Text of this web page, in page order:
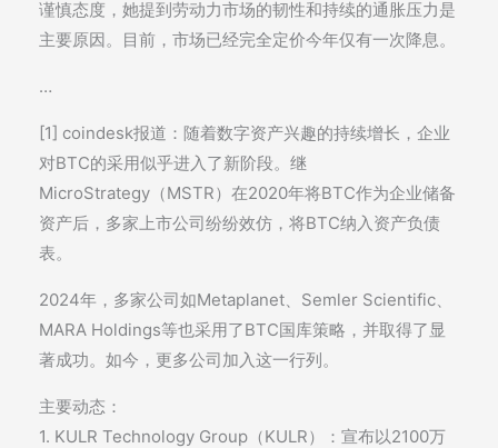
谨慎态度，她提到劳动力市场的韧性和持续的通胀压力是
主要原因。目前，市场已经完全定价今年仅有一次降息。
…
[1] coindesk报道：随着数字资产兴趣的持续增长，企业
对BTC的采用似乎进入了新阶段。继
MicroStrategy（MSTR）在2020年将BTC作为企业储备
资产后，多家上市公司纷纷效仿，将BTC纳入资产负债
表。
2024年，多家公司如Metaplanet、Semler Scientific、
MARA Holdings等也采用了BTC国库策略，并取得了显
著成功。如今，更多公司加入这一行列。
主要动态：
1. KULR Technology Group（KULR）：宣布以2100万